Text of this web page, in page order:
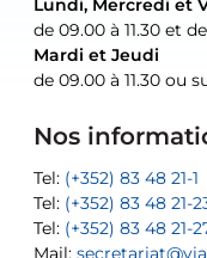
Lundi, Mercredi et
de 09.00 à 11.30 et
Mardi et Jeudi
de 09.00 à 11.30 ou
Nos
Tel: (+352) 83 48 21-1
Tel: (+352) 83 48 21-
Tel: (+352) 83 48 21-
Mail:
Lundi, Mercredi et
de 09.00 à 11.30 et
Mardi et Jeudi
de 09.00 à 11.30 ou
Tel: (+352) 83 48 21-20
Tel: (+352) 83 48 21-
Mail:
Mail:
uniquement sur
Mail:
uniquement sur
Tel:(+352) 83 48 21-31
uniquement sur
Tel:Permanence